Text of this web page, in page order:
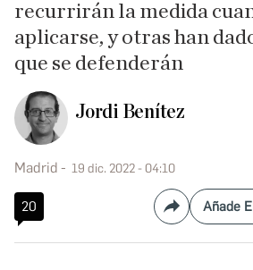
recurrirán la medida
aplicarse, y otras han
que se defenderán
Jordi Benítez
Madrid 19 dic. 2022 - 04:10
20 Compartir
Añade